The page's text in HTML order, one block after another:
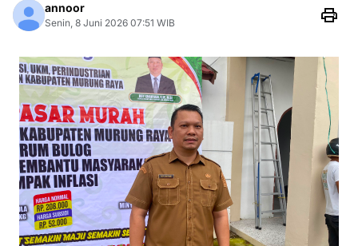
annoor
Senin, 8 Juni 2026 07:51 WIB